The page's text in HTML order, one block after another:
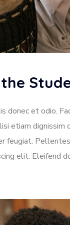
donec et odio.
etiam
feugiat.
elit. Eleifend